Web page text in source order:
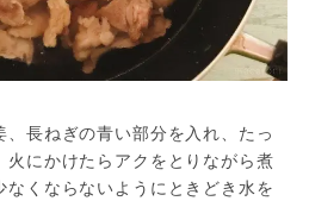
長ねぎの青い部分を入れ、たっ
にかけたらアクをとりながら煮
くならないようにときどき水を